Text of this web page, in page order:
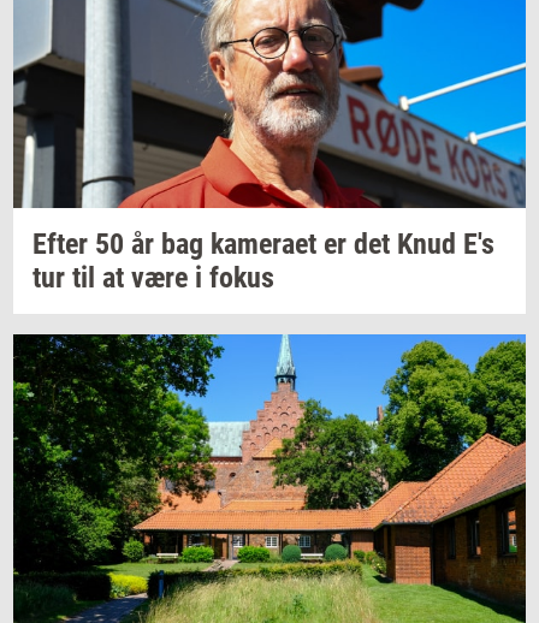
Efter 50 år bag ka­me­ra­et er det Knud E's
tur til at være i fokus